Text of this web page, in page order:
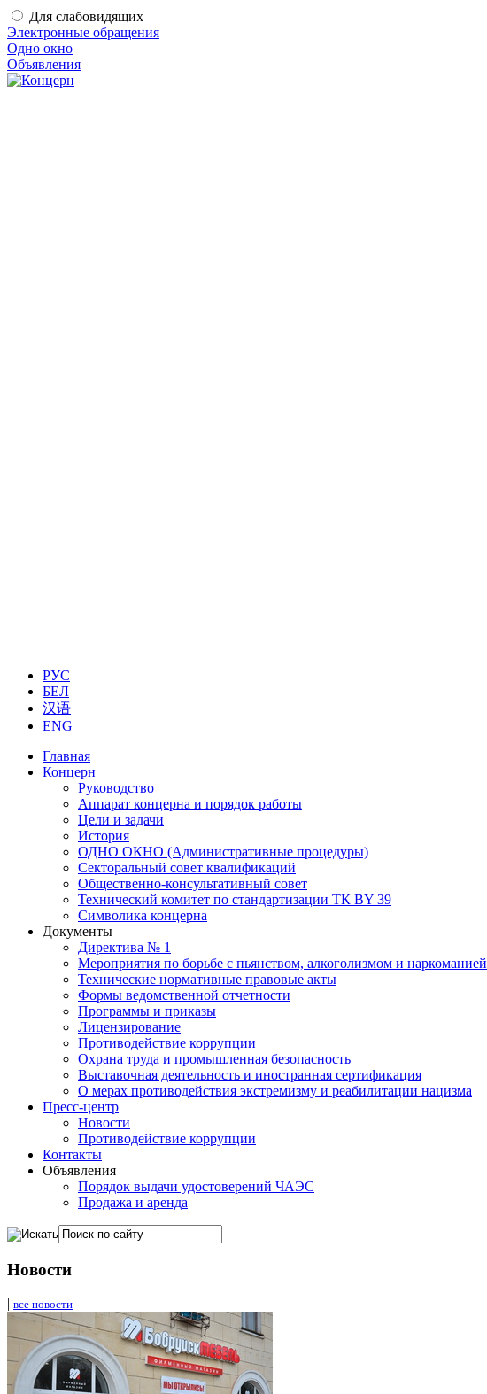
Для слабовидящих
Электронные обращения
Одно окно
Объявления
РУС
БЕЛ
汉语
ENG
Главная
Концерн
Руководство
Аппарат концерна и порядок работы
Цели и задачи
История
ОДНО ОКНО (Административные процедуры)
Секторальный совет квалификаций
Общественно-консультативный совет
Технический комитет по стандартизации ТК BY 39
Символика концерна
Документы
Директива № 1
Мероприятия по борьбе с пьянством, алкоголизмом и наркоманией
Технические нормативные правовые акты
Формы ведомственной отчетности
Программы и приказы
Лицензирование
Противодействие коррупции
Охрана труда и промышленная безопасность
Выставочная деятельность и иностранная сертификация
О мерах противодействия экстремизму и реабилитации нацизма
Пресс-центр
Новости
Противодействие коррупции
Контакты
Объявления
Порядок выдачи удостоверений ЧАЭС
Продажа и аренда
Новости
| все новости